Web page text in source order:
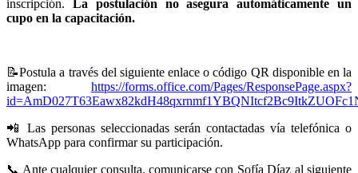
inscripción. La postulación no asegura automáticamente un
cupo en la capacitación.
📝Postula a través del siguiente enlace o código QR disponible en la
imagen: https://forms.office.com/Pages/ResponsePage.aspx?
📲
Las personas seleccionadas serán contactadas vía telefónica o
WhatsApp para confirmar su participación.
📞 Ante cualquier consulta, comunicarse con Sofía Díaz al siguiente